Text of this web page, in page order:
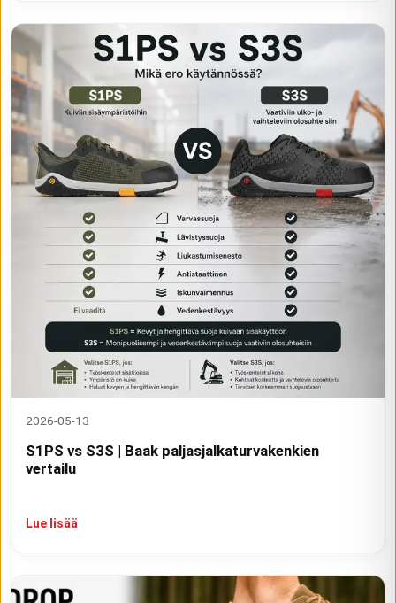
2026-05-13
S1PS vs S3S | Baak paljasjalkaturvakenkien
vertailu
Lue lisää